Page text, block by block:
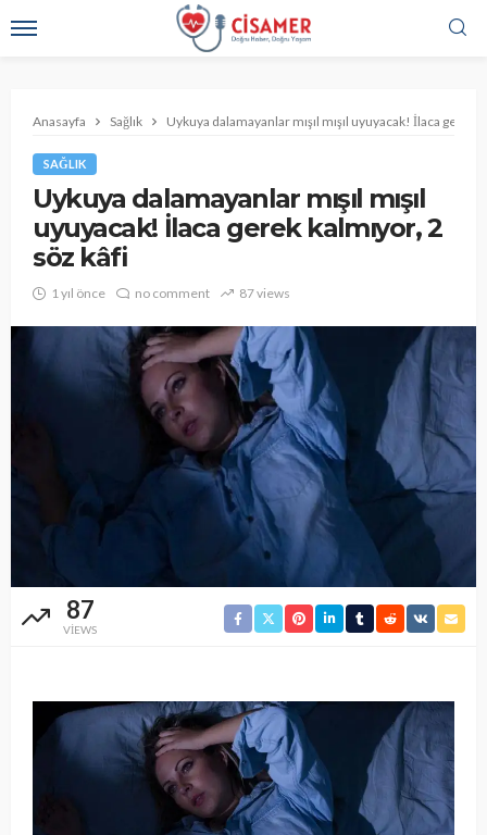
Anasayfa Sağlık Uykuya dalamayanlar mışıl mışıl uyuyacak! İlaca gerek
SAĞLIK
Uykuya dalamayanlar mışıl mışıl
uyuyacak! İlaca gerek kalmıyor, 2
söz kâfi
1 yıl önce no comment 87 views
87
VIEWS